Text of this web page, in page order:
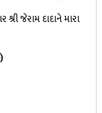
જેરામ દાદાને મારા